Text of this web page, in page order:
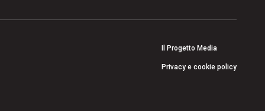
Il Progetto Media
Privacy e cookie policy